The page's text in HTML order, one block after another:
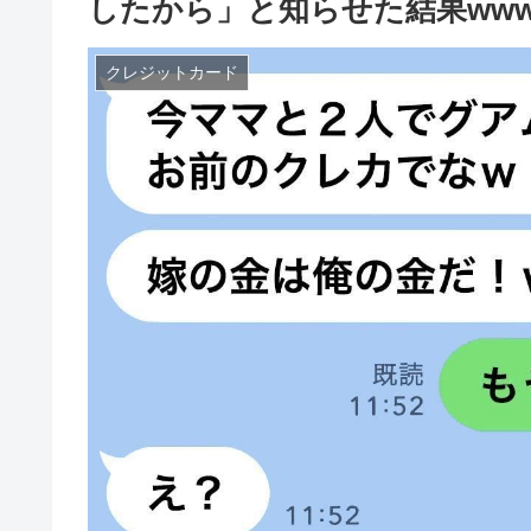
したから」と知らせた結果
クレジットカード